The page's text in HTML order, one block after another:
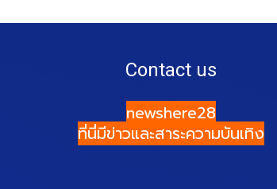
Contact us
newshere28
ที่นี่มีข่าวและสาระความบันเทิง